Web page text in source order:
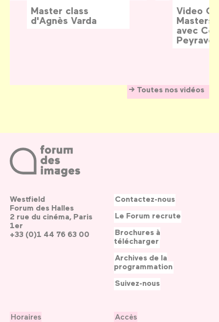
Toutes nos vidéos
Master class
d'Agnès Varda
Video
avec
Westfield
Forum des Halles
2 rue du cinéma, Paris
1er
+33 (0)1 44 76 63 00
Horaires
Accès
Contactez-nous
Le Forum recrute
Brochures à
télécharger
Archives de la
programmation
Suivez-nous